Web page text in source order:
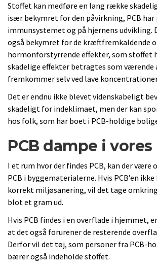
Stoffet kan medføre en lang række
især bekymret for den påvirkning, PCB har
immunsystemet og på hjernens udvikling.
også bekymret for de kræftfremkaldende
hormonforstyrrende effekter, som stoffet
skadelige effekter betragtes som værende
fremkommer selv ved lave
Det er endnu ikke blevet videnskabeligt
skadeligt for indeklimaet, men der kan
hos folk, som har boet i PCB-holdige
PCB dampe i
I et rum hvor der findes PCB, kan der være
PCB i byggematerialerne. Hvis PCB’en ikke
korrekt miljøsanering, vil det tage
blot et gram ud.
Hvis PCB findes i en overflade i hjemmet,
at det også forurener de resterende
Derfor vil det tøj, som personer fra PCB-
bærer også indeholde stoffet.